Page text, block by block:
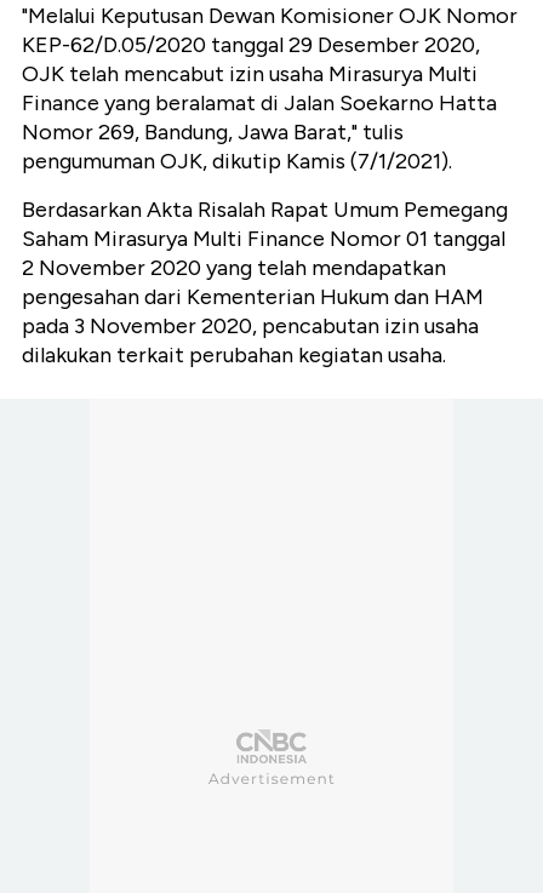
"Melalui Keputusan Dewan Komisioner OJK Nomor
KEP-62/D.05/2020 tanggal 29 Desember 2020,
OJK telah mencabut izin usaha Mirasurya Multi
Finance yang beralamat di Jalan Soekarno Hatta
Nomor 269, Bandung, Jawa Barat," tulis
pengumuman OJK, dikutip Kamis (7/1/2021).
Berdasarkan Akta Risalah Rapat Umum Pemegang
Saham Mirasurya Multi Finance Nomor 01 tanggal
2 November 2020 yang telah mendapatkan
pengesahan dari Kementerian Hukum dan HAM
pada 3 November 2020, pencabutan izin usaha
dilakukan terkait perubahan kegiatan usaha.